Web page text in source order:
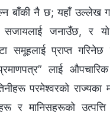
बाँकी नै छ; यहाँ उल्‍लेख
सजायलाई जनाउँछ, र
समूहलाई प्राप्त गरिनेछ
लाई
परमेश्‍वरको राज्यका
र मानिसहरूको